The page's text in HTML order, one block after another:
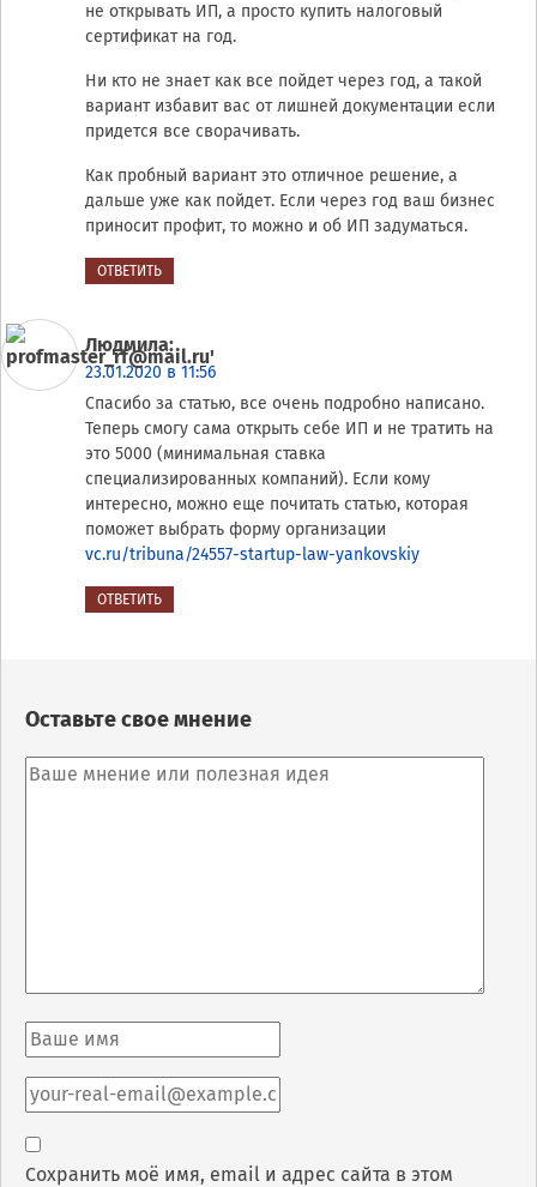
не открывать ИП, а просто купить налоговый
сертификат на год.
Ни кто не знает как все пойдет через год, а такой
вариант избавит вас от лишней документации если
придется все сворачивать.
Как пробный вариант это отличное решение, а
дальше уже как пойдет. Если через год ваш бизнес
приносит профит, то можно и об ИП задуматься.
ОТВЕТИТЬ
Людмила:
23.01.2020 в 11:56
Спасибо за статью, все очень подробно написано.
Теперь смогу сама открыть себе ИП и не тратить на
это 5000 (минимальная ставка
специализированных компаний). Если кому
интересно, можно еще почитать статью, которая
поможет выбрать форму организации
vc.ru/tribuna/24557-startup-law-yankovskiy
ОТВЕТИТЬ
Оставьте свое мнение
Сохранить моё имя, email и адрес сайта в этом